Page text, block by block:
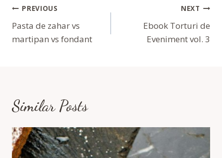
Navigare
În
Articole
PREVIOUS
Pasta de zahar vs
martipan vs fondant
NEXT
Ebook Torturi de
Eveniment vol. 3
Similar Posts